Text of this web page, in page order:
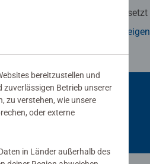
Bewertung als hilfreich markiert.
Automatisch übersetzt
In Originalsprache anzeigen
bereitzustellen und
zuverlässigen Betrieb unserer
zu verstehen, wie unsere
oder externe
in Länder außerhalb des